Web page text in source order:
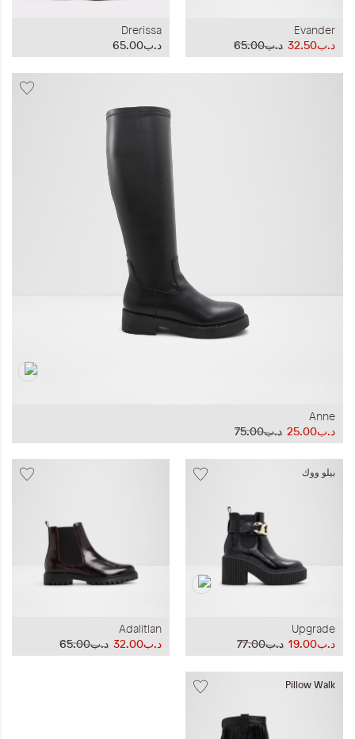
Evander
د.ب65.00
د.ب32.50
Drerissa
د.ب65.00
Anne
د.ب75.00
د.ب25.00
بيلو ووك
Upgrade
د.ب77.00
د.ب19.00
Adalitlan
د.ب65.00
د.ب32.00
Pillow Walk